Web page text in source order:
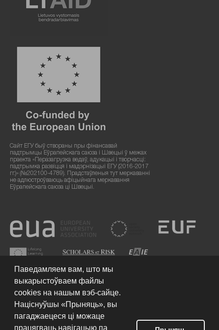
Сайт ЕГУ быў створаны пры фінансавай
падтрымцы Еўрапейскага саюза і Швецыі ў межах
праекта «Перазагрузка ведаў, адукацыі і творчасці:
падтрымка развіцця і мадэрнізацыі ЕГУ (2016-2017
гг.)» (№202100-4789). Прадстаўленыя тут меркаванні
не адлюстроўваюць афіцыйнага меркавання
Еўрапейскага саюза ці Швецыі.
Умовы выкарыстання сайта © 2026 Еўрапейскі гуманітарны
Паведамляем вам, што мы
выкарыстоўваем файлы
cookies на нашым вэб-сайце.
Націснуўшы «Прыняць», вы
пагаджаецеся ці можаце
працягваць навігацыю па